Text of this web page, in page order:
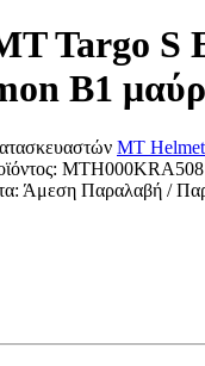
Targo S
B1
MT
MTH000KRA508
Άμεση Παραλαβή /